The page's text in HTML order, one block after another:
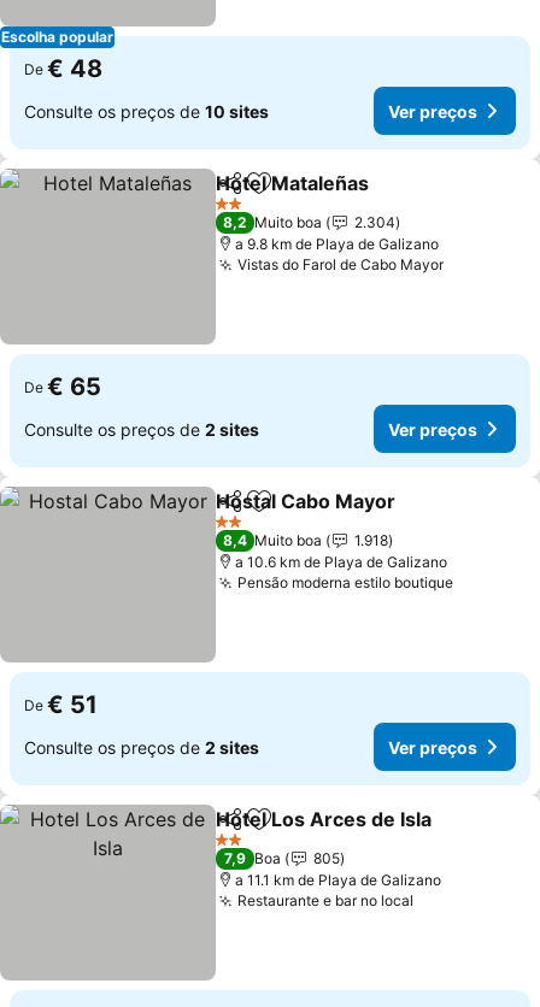
Escolha popular
De € 48
Consulte os preços de 10 sites Ver preços
PartilharAdicionar aos favoritos
Hotel Mataleñas
2 Estrelas
8,2 Muito boa
2.304
a 9.8 km de Playa de Galizano
Vistas do Farol de Cabo Mayor
De € 65
Consulte os preços de 2 sites Ver preços
PartilharAdicionar aos favoritos
Hostal Cabo Mayor
2 Estrelas
8,4 Muito boa
1.918
a 10.6 km de Playa de Galizano
Pensão moderna estilo boutique
De € 51
Consulte os preços de 2 sites Ver preços
PartilharAdicionar aos favoritos
Hotel Los Arces de Isla
2 Estrelas
7,9 Boa
805
a 11.1 km de Playa de Galizano
Restaurante e bar no local